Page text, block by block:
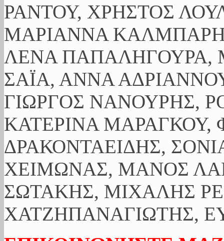
ΡΑΝΤΟΥ, ΧΡΗΣΤΟΣ
ΜΑΡΙΑΝΝΑ
ΛΕΝΑ ΠΑΠΑΛΗΓΟΥΡΑ,
ΣΑΪΑ, ΑΝΝΑ
ΓΙΩΡΓΟΣ ΝΑΝΟΥΡΗΣ,
ΚΑΤΕΡΙΝΑ ΜΑΡΑΓΚΟΥ,
ΔΡΑΚΟΝΤΑΕΙΔΗΣ,
ΧΕΙΜΩΝΑΣ, ΜΑΝΟΣ
ΣΩΤΑΚΗΣ, ΜΙΧΑΛΗΣ
ΧΑΤΖΗΠΑΝΑΓΙΩΤΗΣ,